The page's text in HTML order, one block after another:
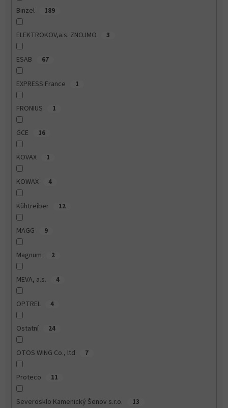
Binzel 189
ELEKTROKOV,a.s. ZNOJMO 3
ESAB 67
EXPRESS France 1
FRONIUS 1
GCE 16
KOVAX 1
KOWAX 4
Kühtreiber 12
MAGG 9
Magnum 2
MEVA, a.s. 4
OPTREL 4
Ostatní 24
OTOS WING Co., ltd 7
Proteco 11
Severosklo Kamenický Šenov s.r.o. 13